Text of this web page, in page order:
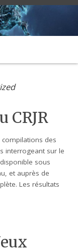
CRJR
des
interrogeant sur le
sous
et auprès de
Les résultats